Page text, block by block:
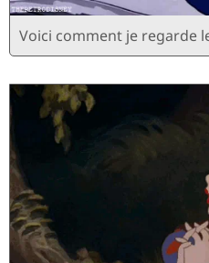
Voici comment je regarde